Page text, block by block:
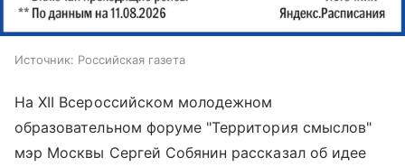
Источник: Российская газета
На XII Всероссийском молодежном
образовательном форуме "Территория смыслов"
мэр Москвы Сергей Собянин рассказал об идее